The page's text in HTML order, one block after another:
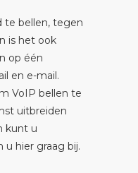
te bellen, tegen
is het ook
op één
en e-mail.
VoIP bellen te
uitbreiden
kunt u
u hier graag bij.